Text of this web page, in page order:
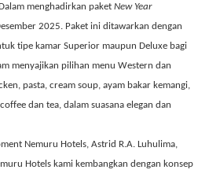
menghadirkan paket New Year
2025. Paket ini ditawarkan dengan
tipe kamar Superior maupun Deluxe bagi
menyajikan pilihan menu Western dan
pasta, cream soup, ayam bakar kemangi,
dan tea, dalam suasana elegan dan
Nemuru Hotels, Astrid R.A. Luhulima,
Hotels kami kembangkan dengan konsep